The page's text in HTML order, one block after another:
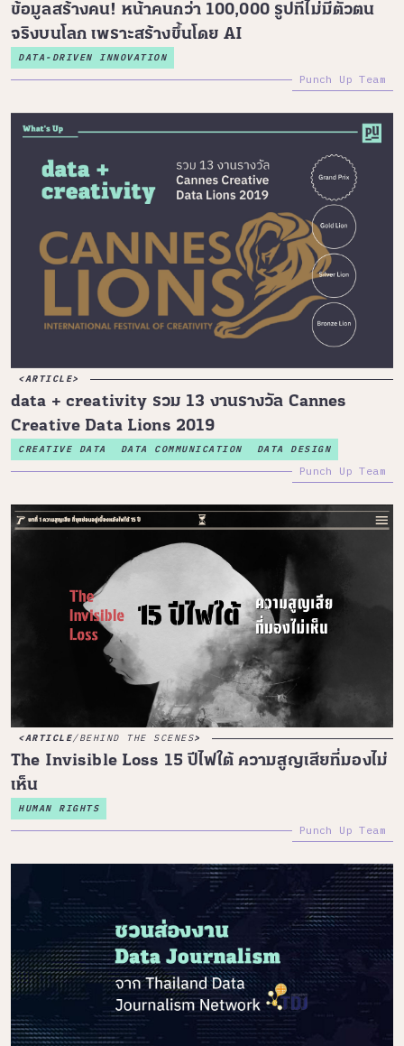
ข้อมูลสร้างคน! หน้าคนกว่า 100,000 รูปที่ไม่มีตัวตน
จริงบนโลก เพราะสร้างขึ้นโดย AI
DATA-DRIVEN INNOVATION
Punch Up Team
ARTICLE
data + creativity รวม 13 งานรางวัล Cannes
Creative Data Lions 2019
CREATIVE DATA DATA COMMUNICATION DATA DESIGN
Punch Up Team
ARTICLE/BEHIND THE SCENES
The Invisible Loss 15 ปีไฟใต้ ความสูญเสียที่มองไม่
เห็น
HUMAN RIGHTS
Punch Up Team